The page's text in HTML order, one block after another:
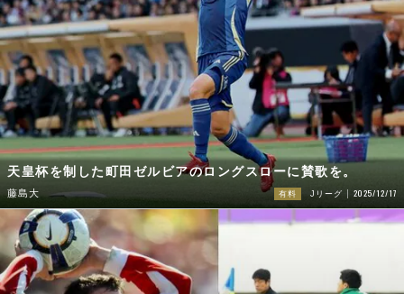
天皇杯を制した町田ゼルビアのロングスローに賛歌を。
藤島大 有料 Jリーグ 2025/12/17